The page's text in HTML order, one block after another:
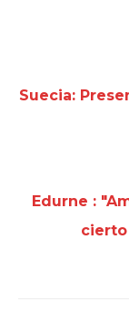
Suecia:
Edurne :
cierto